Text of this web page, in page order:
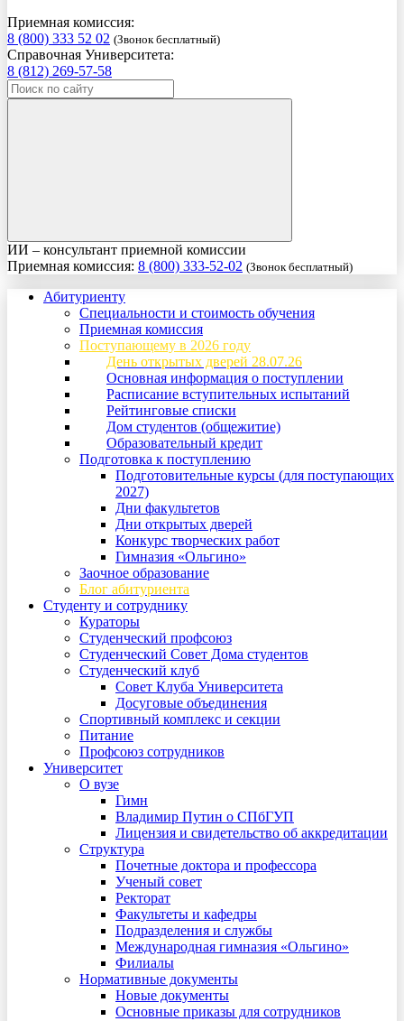
Приемная комиссия:
8 (800) 333 52 02 (Звонок бесплатный)
Справочная Университета:
8 (812) 269-57-58
ИИ – консультант приемной комиссии
Приемная комиссия: 8 (800) 333-52-02 (Звонок бесплатный)
Абитуриенту
Специальности и стоимость обучения
Приемная комиссия
Поступающему в 2026 году
День открытых дверей 28.07.26
Основная информация о поступлении
Расписание вступительных испытаний
Рейтинговые списки
Дом студентов (общежитие)
Образовательный кредит
Подготовка к поступлению
Подготовительные курсы (для поступающих
2027)
Дни факультетов
Дни открытых дверей
Конкурс творческих работ
Гимназия «Ольгино»
Заочное образование
Блог абитуриента
Студенту и сотруднику
Кураторы
Студенческий профсоюз
Студенческий Совет Дома студентов
Студенческий клуб
Совет Клуба Университета
Досуговые объединения
Спортивный комплекс и секции
Питание
Профсоюз сотрудников
Университет
О вузе
Гимн
Владимир Путин о СПбГУП
Лицензия и свидетельство об аккредитации
Структура
Почетные доктора и профессора
Ученый совет
Ректорат
Факультеты и кафедры
Подразделения и службы
Международная гимназия «Ольгино»
Филиалы
Нормативные документы
Новые документы
Основные приказы для сотрудников